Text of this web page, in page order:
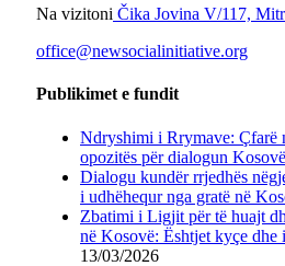
Na vizitoni Čika Jovina V/117,
office@newsocialinitiative.org
Publikimet e fundit
Ndryshimi i Rrymave: Çfarë
opozitës për dialogun
Dialogu kundër rrjedhës
i udhëhequr nga gratë në
Zbatimi i Ligjit për të huajt
në Kosovë: Ështjet kyçe
13/03/2026